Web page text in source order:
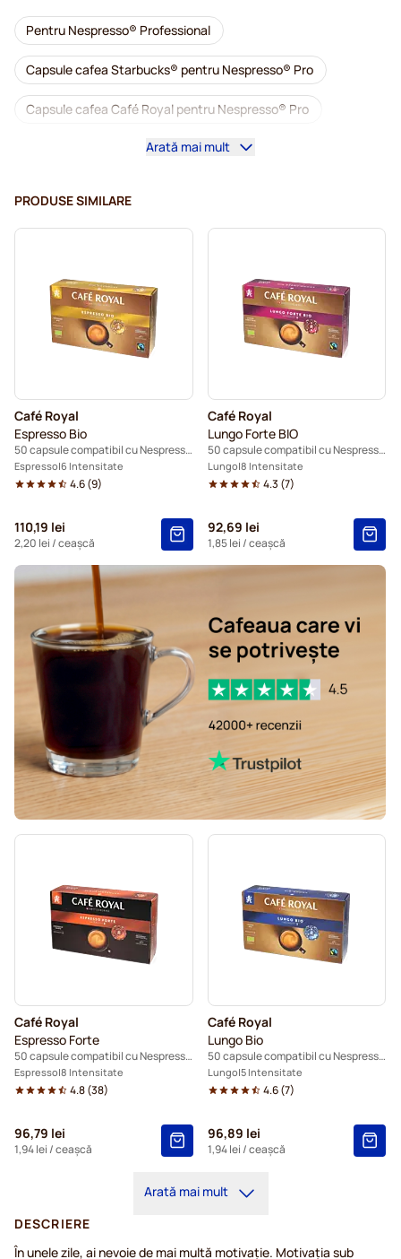
Pentru Nespresso® Professional
Capsule cafea Starbucks® pentru Nespresso® Pro
Capsule cafea Café Royal pentru Nespresso® Pro
Mașini de cafea pentru Nespresso® Professional
Cafea decafeinizată pentru Nespresso® Pro
Capsule pentru Nespresso® Pro
Capsule cafea Gimoka pentru Nespresso® Pro
Kaffekapslen pentru Nespresso® Professional
Arată mai mult
PRODUSE SIMILARE
Café Royal
Espresso Bio
50 capsule compatibil cu Nespresso® Pro
Espresso 6 Intensitate
4.6(9)
110,19 lei
2,20 lei / ceașcă
Café Royal
Lungo Forte BIO
50 capsule compatibil cu Nespresso® Pro
Lungo 8 Intensitate
4.3 (7)
92,69 lei
1,85 lei / ceașcă
Café Royal
Espresso Forte
50 capsule compatibil cu Nespresso® Pro
Espresso 8 Intensitate
4.8(38)
96,79 lei
1,94 lei / ceașcă
Café Royal
Lungo Bio
50 capsule compatibil cu Nespresso® Pro
Lungo 5 Intensitate
4.6(7)
96,89 lei
1,94 lei / ceașcă
Arată mai mult
DESCRIERE
În unele zile, ai nevoie de mai multă motivație. Motivația sub